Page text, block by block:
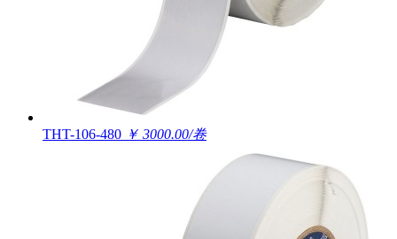
THT-106-480 ￥ 3000.00/卷